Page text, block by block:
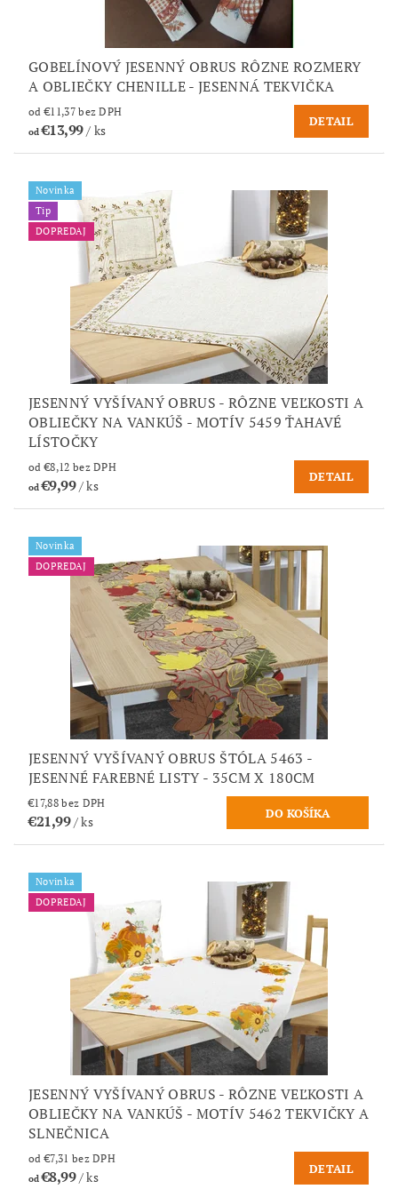
GOBELÍNOVÝ JESENNÝ OBRUS RÔZNE ROZMERY
A OBLIEČKY CHENILLE - JESENNÁ TEKVIČKA
od €11,37 bez DPH
od€13,99/ ks
DETAIL
Novinka
Tip
DOPREDAJ
JESENNÝ VYŠÍVANÝ OBRUS - RÔZNE VEĽKOSTI A
OBLIEČKY NA VANKÚŠ - MOTÍV 5459 ŤAHAVÉ
LÍSTOČKY
od €8,12 bez DPH
od€9,99/ ks
DETAIL
Novinka
DOPREDAJ
JESENNÝ VYŠÍVANÝ OBRUS ŠTÓLA 5463 -
JESENNÉ FAREBNÉ LISTY - 35CM X 180CM
€17,88 bez DPH
€21,99/ ks
Novinka
DOPREDAJ
JESENNÝ VYŠÍVANÝ OBRUS - RÔZNE VEĽKOSTI A
OBLIEČKY NA VANKÚŠ - MOTÍV 5462 TEKVIČKY A
SLNEČNICA
od €7,31 bez DPH
od€8,99/ ks
DETAIL